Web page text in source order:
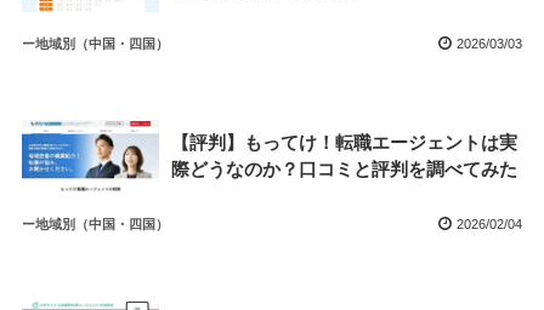
ー地域別（中国・四国） 2026/03/03
【評判】もってけ！転職エージェントは実
際どうなのか？口コミと評判を調べてみた
ー地域別（中国・四国） 2026/02/04